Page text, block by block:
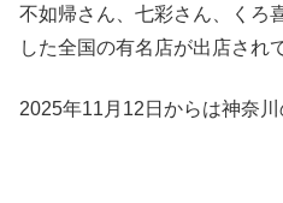
不如帰さん、七彩さん、くろ
した全国の有名店が出店され
2025年11月12日からは神奈川